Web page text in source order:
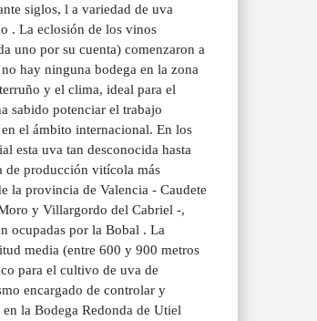
siglos, l a variedad de uva
. La eclosión de los vinos
uno por su cuenta) comenzaron a
hay ninguna bodega en la zona
y el clima, ideal para el
sabido potenciar el trabajo
el ámbito internacional. En los
esta uva tan desconocida hasta
de producción vitícola más
la provincia de Valencia - Caudete
y Villargordo del Cabriel -,
ocupadas por la Bobal . La
media (entre 600 y 900 metros
para el cultivo de uva de
encargado de controlar y
la Bodega Redonda de Utiel